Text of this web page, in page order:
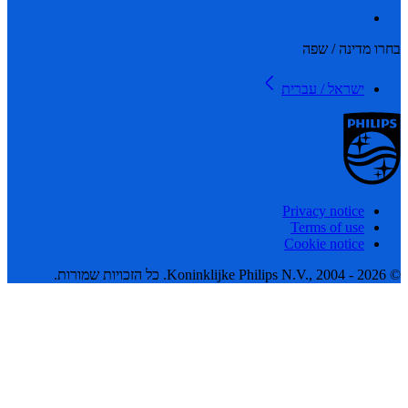
מדינה / שפה
ישראל / עברית
Privacy notice
Terms of use
Cookie notice